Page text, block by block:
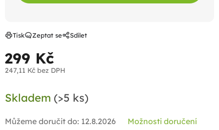
299 Kč
247,11 Kč bez DPH
cena:
Skladem (>5 ks)
Můžeme doručit do: 12.8.2026 Možnosti doručení
Tisk Zeptat se Sdílet